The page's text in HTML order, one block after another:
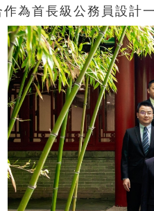
作為首長級公務員設計